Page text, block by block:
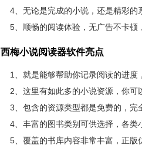
4、无论是完成的小说，还是精彩的
5、顺畅的阅读体验，无广告不卡顿
西梅小说阅读器软件亮点
1、就是能够帮助你记录阅读的进度
2、这里有如此多的小说资源，你可
3、包含的资源类型都是免费的，完
4、丰富的图书类别可供选择，各类
5、覆盖的书库内容非常丰富，正版